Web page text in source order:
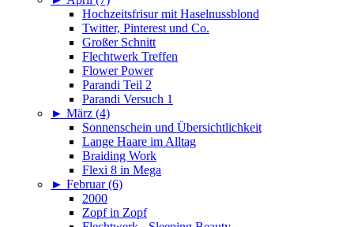
Hochzeitsfrisur mit Haselnussblond
Twitter, Pinterest und Co.
Großer Schnitt
Flechtwerk Treffen
Flower Power
Parandi Teil 2
Parandi Versuch 1
► März (4)
Sonnenschein und Übersichtlichkeit
Lange Haare im Alltag
Braiding Work
Flexi 8 in Mega
► Februar (6)
2000
Zopf in Zopf